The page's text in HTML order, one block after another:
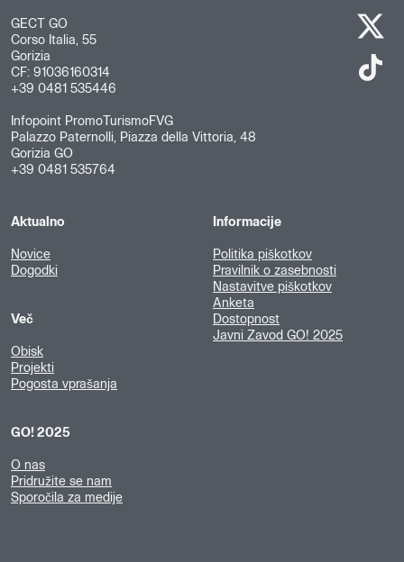
GECT GO
Corso Italia, 55
Gorizia
CF: 91036160314
+39 0481 535446
Infopoint PromoTurismoFVG
Palazzo Paternolli, Piazza della Vittoria, 48
Gorizia GO
+39 0481 535764
Aktualno
Novice
Dogodki
Več
Obisk
Projekti
Pogosta vprašanja
GO! 2025
O nas
Pridružite se nam
Sporočila za medije
Informacije
Politika piškotkov
Pravilnik o zasebnosti
Nastavitve piškotkov
Anketa
Dostopnost
Javni Zavod GO! 2025